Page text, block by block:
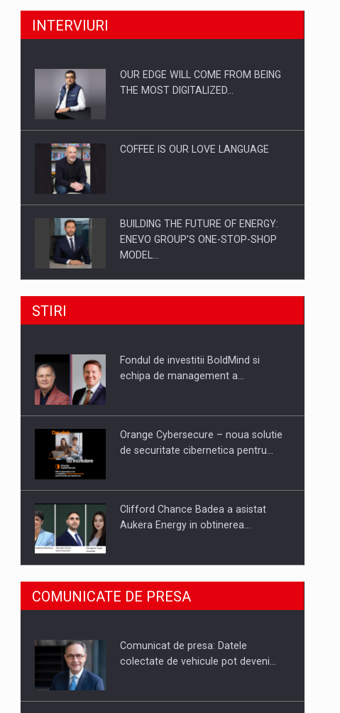
CEO Conference - Shaping The
Webinar - Business Evolution-
INTERVIURI
OUR EDGE WILL COME FROM BEING
THE MOST DIGITALIZED…
COFFEE IS OUR LOVE LANGUAGE
BUILDING THE FUTURE OF ENERGY:
ENEVO GROUP’S ONE-STOP-SHOP
MODEL…
ROOTED IN ROMANIA, BUILT TO
PUTTING ROMANIAN CORPORATE
STIRI
Fondul de investitii BoldMind si
echipa de management a…
Orange Cybersecure – noua solutie
de securitate cibernetica pentru…
Clifford Chance Badea a asistat
Aukera Energy in obtinerea…
SAPTE PERSONALITATI DIN MEDIUL
DE AFACERI, ACADEMIC SI
Hard Enduro Piatra Craiului 2026,
COMUNICATE DE PRESA
Comunicat de presa: Datele
colectate de vehicule pot deveni…